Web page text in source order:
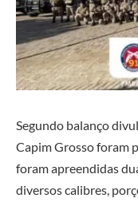
Segundo balanço
Capim Grosso foram
foram apreendidas
diversos calibres,